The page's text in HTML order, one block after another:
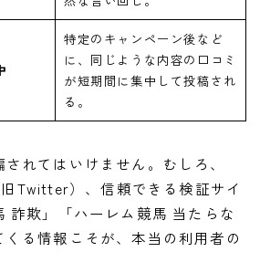
特定のキャンペーン後など
に、同じような内容の口コミ
が短期間に集中して投稿され
る。
れてはいけません。むしろ、
Twitter）、信頼できる検証サイ
詐欺」「ハーレム競馬 当たらな
る情報こそが、本当の利用者の